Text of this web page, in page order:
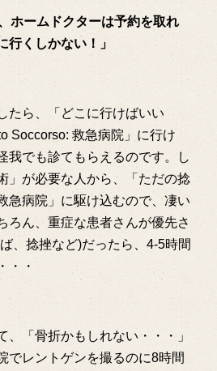
ホームドクターは予約を取れ
行くしかない！」
たら、「どこに行けばいい
Soccorso: 救急病院」に行け
我でも診てもらえるのです。し
」が必要な人から、「ただの捻
急病院」に駆け込むので、凄い
ろん、重症な患者さんが優先さ
、捻挫など)だったら、4-5時間
・・
、「骨折かもしれない・・・」
でレントゲンを撮るのに8時間